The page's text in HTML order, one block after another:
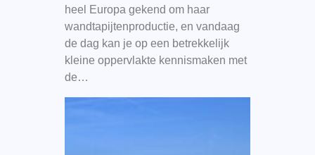
heel Europa gekend om haar
wandtapijtenproductie, en vandaag
de dag kan je op een betrekkelijk
kleine oppervlakte kennismaken met
de…